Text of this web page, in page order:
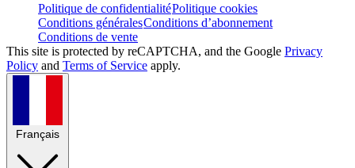
Politique de confidentialitéPolitique cookies
Conditions généralesConditions d’abonnement
Conditions de vente
This site is protected by reCAPTCHA, and the Google Privacy
Policy and Terms of Service apply.
Français